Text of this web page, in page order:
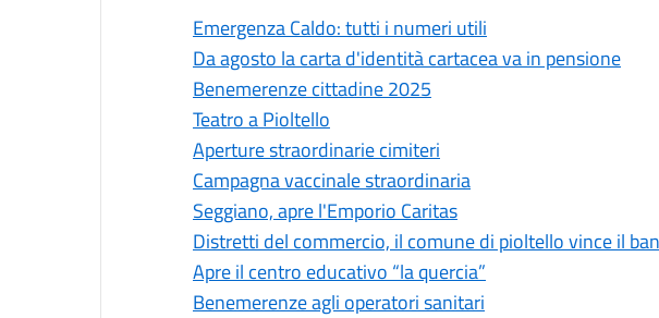
Emergenza Caldo: tutti i numeri utili
Da agosto la carta d'identità cartacea va in pensione
Benemerenze cittadine 2025
Teatro a Pioltello
Aperture straordinarie cimiteri
Campagna vaccinale straordinaria
Seggiano, apre l'Emporio Caritas
Distretti del commercio, il comune di pioltello vince il
Apre il centro educativo “la quercia”
Benemerenze agli operatori sanitari